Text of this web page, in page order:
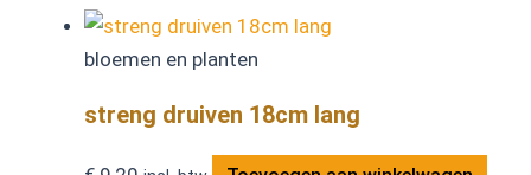
bloemen en planten
streng druiven 18cm lang